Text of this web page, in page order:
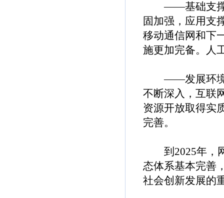
——基础支撑进
固加强，应用支
移动通信网和下
施更加完备。人
——发展环境进
不断深入，互联
资源开放取得实
完善。
到2025年，网
态体系基本完善
社会创新发展的